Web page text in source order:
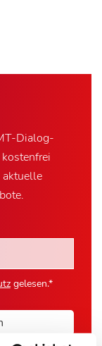
Dialog-
aktuelle
gelesen.*